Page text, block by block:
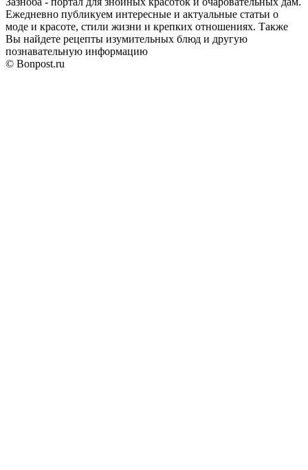
Ежедневно публикуем интересные и актуальные статьи о
моде и красоте, стили жизни и крепких отношениях. Также
Вы найдете рецепты изумительных блюд и другую
познавательную информацию
© Bonpost.ru